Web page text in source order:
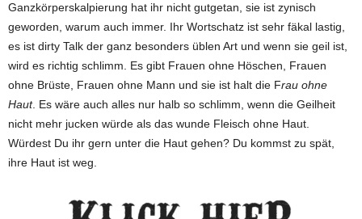
Ganzkörperskalpierung hat ihr nicht gutgetan, sie ist zynisch
geworden, warum auch immer. Ihr Wortschatz ist sehr fäkal lastig,
es ist dirty Talk der ganz besonders üblen Art und wenn sie geil ist,
wird es richtig schlimm. Es gibt Frauen ohne Höschen, Frauen
ohne Brüste, Frauen ohne Mann und sie ist halt die Frau ohne
Haut. Es wäre auch alles nur halb so schlimm, wenn die Geilheit
nicht mehr jucken würde als das wunde Fleisch ohne Haut.
Würdest Du ihr gern unter die Haut gehen? Du kommst zu spät,
ihre Haut ist weg.